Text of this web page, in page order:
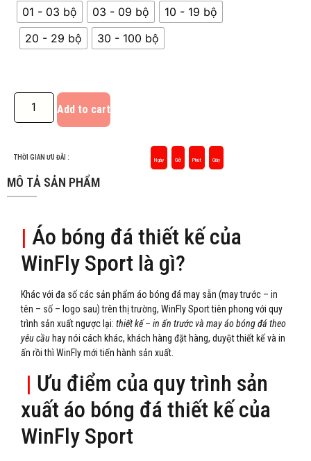
01 - 03 bộ 03 - 09 bộ
10 - 19 bộ
20 - 29 bộ
30 - 100 bộ
Add to cart
THỜI GIAN ƯU ĐÃI : Ngày Giờ Phút Giây
MÔ TẢ SẢN PHẨM
| Áo bóng đá thiết kế của
WinFly Sport là gì?
Khác với đa số các sản phẩm áo bóng đá may sẵn (may trước – in
tên – số – logo sau) trên thị trường, WinFly Sport tiên phong với quy
trình sản xuất ngược lại: thiết kế – in ấn trước và may áo bóng đá theo
yêu cầuhay nói cách khác, khách hàng đặt hàng, duyệt thiết kế và in
ấn rồi thì WinFly mới tiến hành sản xuất.
| Ưu điểm của quy trình sản
xuất áo bóng đá thiết kế của
WinFly Sport